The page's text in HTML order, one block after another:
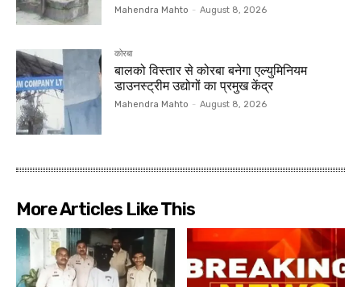
Mahendra Mahto - August 8, 2026
कोरबा
बालको विस्तार से कोरबा बनेगा एल्युमिनियम
डाउनस्ट्रीम उद्योगों का प्रमुख केंद्र
Mahendra Mahto - August 8, 2026
More Articles Like This